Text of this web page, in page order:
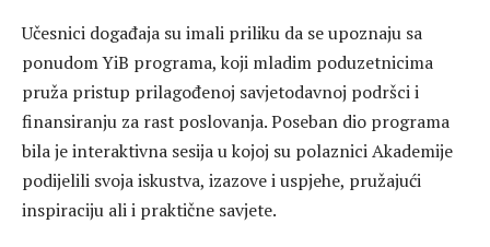
Učesnici događaja su imali priliku da se upoznaju sa
ponudom YiB programa, koji mladim poduzetnicima
pruža pristup prilagođenoj savjetodavnoj podršci i
finansiranju za rast poslovanja. Poseban dio programa
bila je interaktivna sesija u kojoj su polaznici Akademije
podijelili svoja iskustva, izazove i uspjehe, pružajući
inspiraciju ali i praktične savjete.